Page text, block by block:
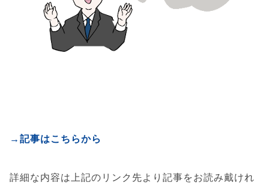
→記事はこちらから
詳細な内容は上記のリンク先より記事をお読み戴けれ